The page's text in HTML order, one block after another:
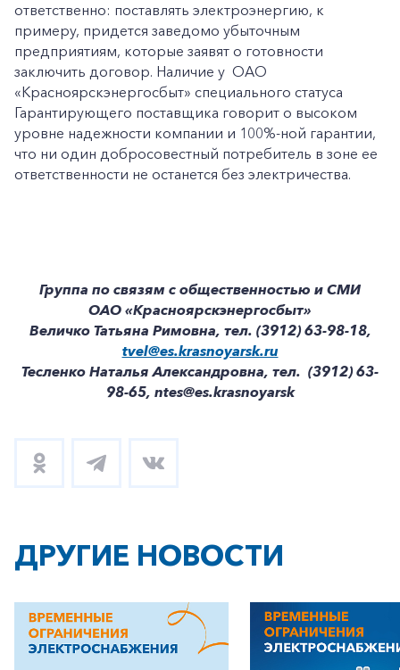
Корпоративным клиентам
ответственно: поставлять электроэнергию, к
примеру, придется заведомо убыточным
предприятиям, которые заявят о готовности
заключить договор. Наличие у ОАО
«Красноярскэнергосбыт» специального статуса
Гарантирующего поставщика говорит о высоком
уровне надежности компании и 100%-ной гарантии,
что ни один добросовестный потребитель в зоне ее
ответственности не останется без электричества.
Группа по связям с общественностью и СМИ
ОАО «Красноярскэнергосбыт»
Величко Татьяна Римовна, тел. (3912) 63-98-18,
tvel@es.krasnoyarsk.ru
Тесленко Наталья Александровна, тел. (3912) 63-
98-65, ntes@es.krasnoyarsk
ДРУГИЕ НОВОСТИ